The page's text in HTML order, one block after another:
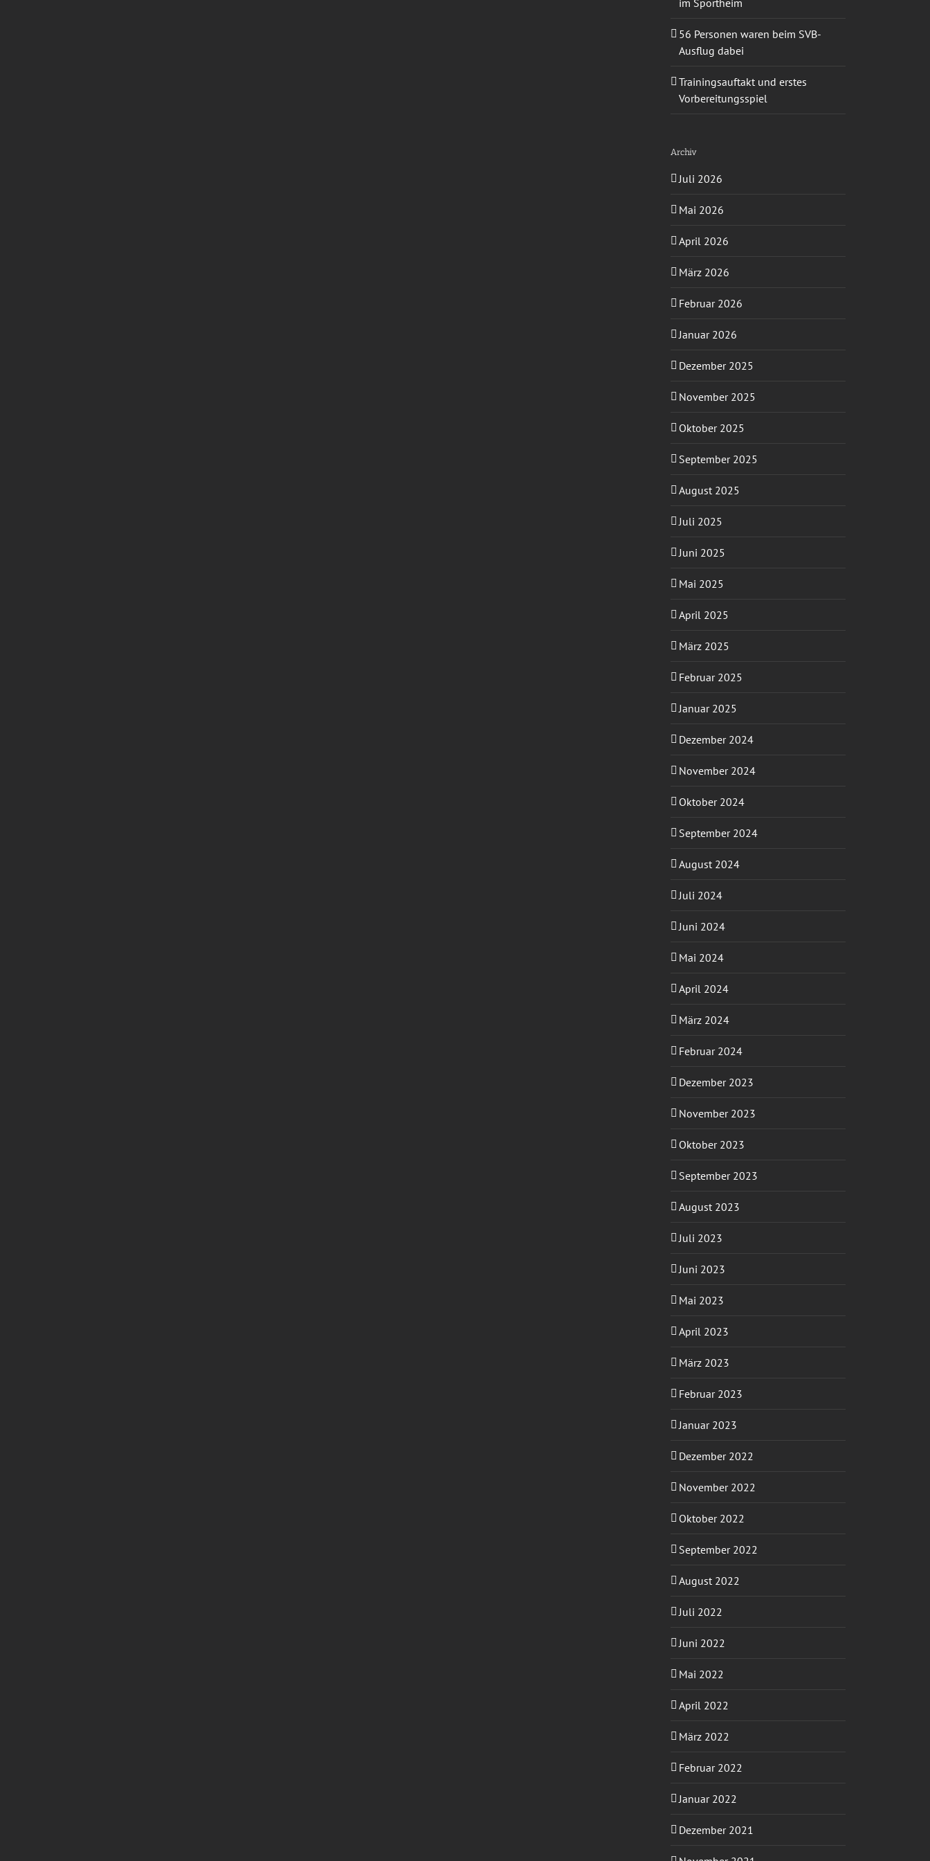
56 Personen waren beim SVB-
Ausflug dabei
Trainingsauftakt und erstes
Vorbereitungsspiel
Archiv
Juli 2026
Mai 2026
April 2026
März 2026
Februar 2026
Januar 2026
Dezember 2025
November 2025
Oktober 2025
September 2025
August 2025
Juli 2025
Juni 2025
Mai 2025
April 2025
März 2025
Februar 2025
Januar 2025
Dezember 2024
November 2024
Oktober 2024
September 2024
August 2024
Juli 2024
Juni 2024
Mai 2024
April 2024
März 2024
Februar 2024
Dezember 2023
November 2023
Oktober 2023
September 2023
August 2023
Juli 2023
Juni 2023
Mai 2023
April 2023
März 2023
Februar 2023
Januar 2023
Dezember 2022
November 2022
Oktober 2022
September 2022
August 2022
Juli 2022
Juni 2022
Mai 2022
April 2022
März 2022
Februar 2022
Januar 2022
Dezember 2021